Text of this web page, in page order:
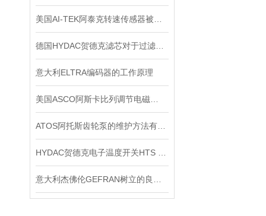
意大利ELTRA编码器的工作原理